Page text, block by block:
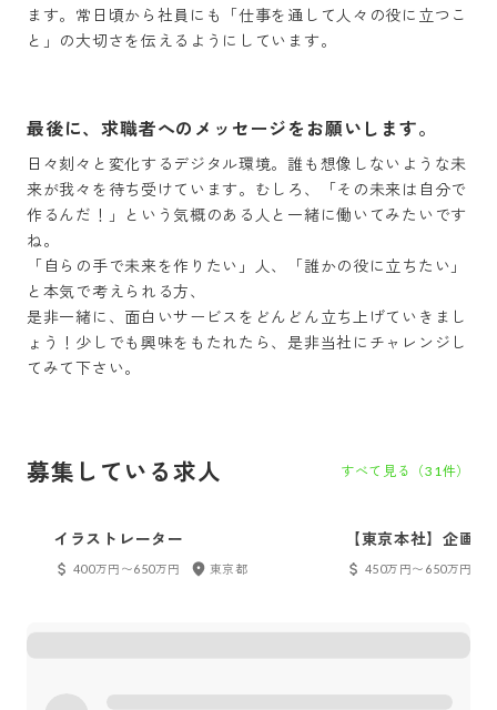
ます。常日頃から社員にも「仕事を通して人々の役に立つこ
最後に、求職者へのメッセージをお願いします。
日々刻々と変化するデジタル環境。誰も想像しないような未
来が我々を待ち受けています。むしろ、「その未来は自分で
作るんだ！」という気概のある人と一緒に働いてみたいです
ね。
「自らの手で未来を作りたい」人、「誰かの役に立ちたい」
と本気で考えられる方、
是非一緒に、面白いサービスをどんどん立ち上げていきまし
ょう！少しでも興味をもたれたら、是非当社にチャレンジし
募集している求人 すべて見る（31件）
イラストレーター
400万円〜650万円 東京都
【東京本社】企画
450万円〜650万円